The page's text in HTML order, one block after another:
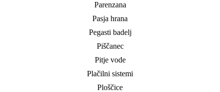
Parenzana
Pasja hrana
Pegasti badelj
Piščanec
Pitje vode
Plačilni sistemi
Ploščice